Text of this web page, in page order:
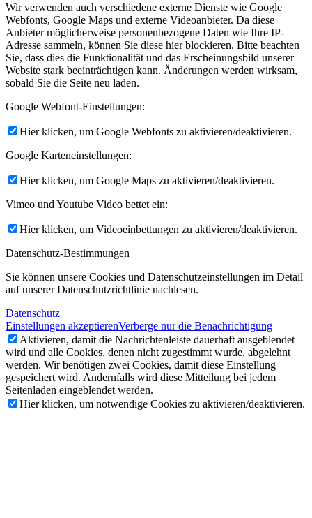
Wir verwenden auch verschiedene externe Dienste wie Google
Webfonts, Google Maps und externe Videoanbieter. Da diese
Anbieter möglicherweise personenbezogene Daten wie Ihre IP-
Adresse sammeln, können Sie diese hier blockieren. Bitte beachten
Sie, dass dies die Funktionalität und das Erscheinungsbild unserer
Website stark beeinträchtigen kann. Änderungen werden wirksam,
sobald Sie die Seite neu laden.
Google Webfont-Einstellungen:
Hier klicken, um Google Webfonts zu aktivieren/deaktivieren.
Google Karteneinstellungen:
Hier klicken, um Google Maps zu aktivieren/deaktivieren.
Vimeo und Youtube Video bettet ein:
Hier klicken, um Videoeinbettungen zu aktivieren/deaktivieren.
Datenschutz-Bestimmungen
Sie können unsere Cookies und Datenschutzeinstellungen im Detail
auf unserer Datenschutzrichtlinie nachlesen.
Datenschutz
Einstellungen akzeptierenVerberge nur die Benachrichtigung
Aktivieren, damit die Nachrichtenleiste dauerhaft ausgeblendet
wird und alle Cookies, denen nicht zugestimmt wurde, abgelehnt
werden. Wir benötigen zwei Cookies, damit diese Einstellung
gespeichert wird. Andernfalls wird diese Mitteilung bei jedem
Seitenladen eingeblendet werden.
Hier klicken, um notwendige Cookies zu aktivieren/deaktivieren.